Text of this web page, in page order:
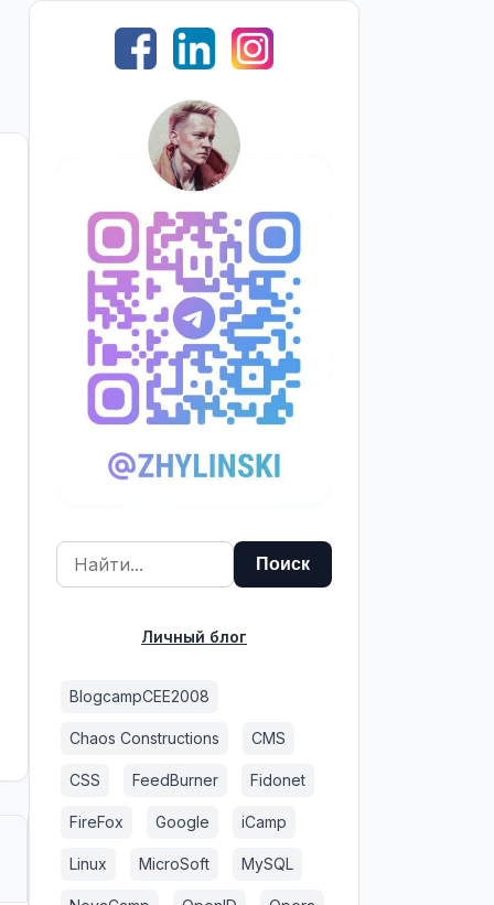
Личный блог
BlogcampCEE2008
Chaos Constructions CMS
CSS FeedBurner Fidonet
FireFox Google iCamp
Linux MicroSoft MySQL